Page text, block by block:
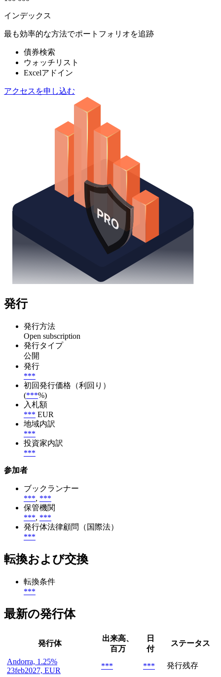
インデックス
最も効率的な方法でポートフォリオを追跡
債券検索
ウォッチリスト
Excelアドイン
アクセスを申し込む
発行
発行方法
Open subscription
発行タイプ
公開
発行
***
初回発行価格（利回り）
(***%)
入札額
*** EUR
地域内訳
***
投資家内訳
***
参加者
ブックランナー
***, ***
保管機関
***, ***
発行体法律顧問（国際法）
***
転換および交換
転換条件
***
最新の発行体
発行体
出来高、
百万
日
付
ステータス
Andorra, 1.25%
23feb2027, EUR
*** ***
発行残存